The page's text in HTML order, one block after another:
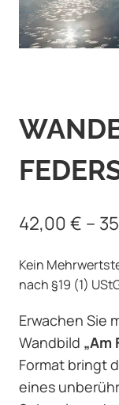
42,00€ –
Kein
nach §19 (1)
Erwachen Sie
Wandbild „Am
Format bringt
eines